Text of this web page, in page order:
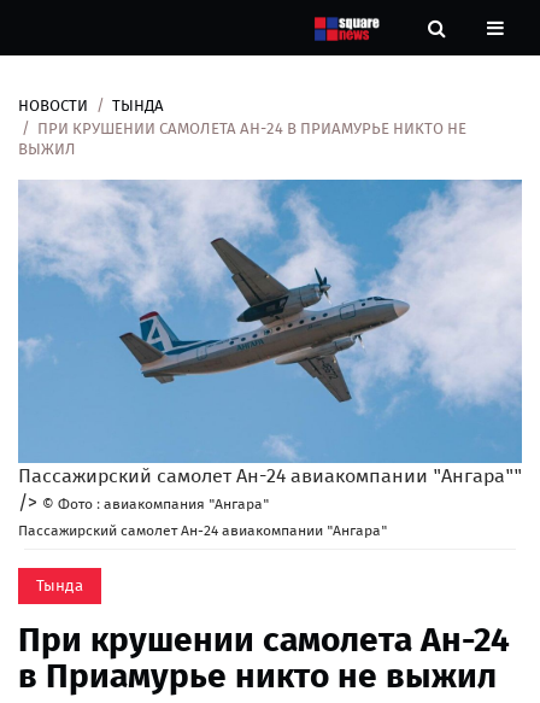
Новости
Рубрики
Контакты
нас
НОВОСТИ
ТЫНДА
ПРИ КРУШЕНИИ САМОЛЕТА АН-24 В ПРИАМУРЬЕ НИКТО НЕ
ВЫЖИЛ
Пассажирский самолет Ан-24 авиакомпании "Ангара""
/> © Фото : авиакомпания "Ангара"
Пассажирский самолет Ан-24 авиакомпании "Ангара"
Тында
При крушении самолета Ан-24
в Приамурье никто не выжил